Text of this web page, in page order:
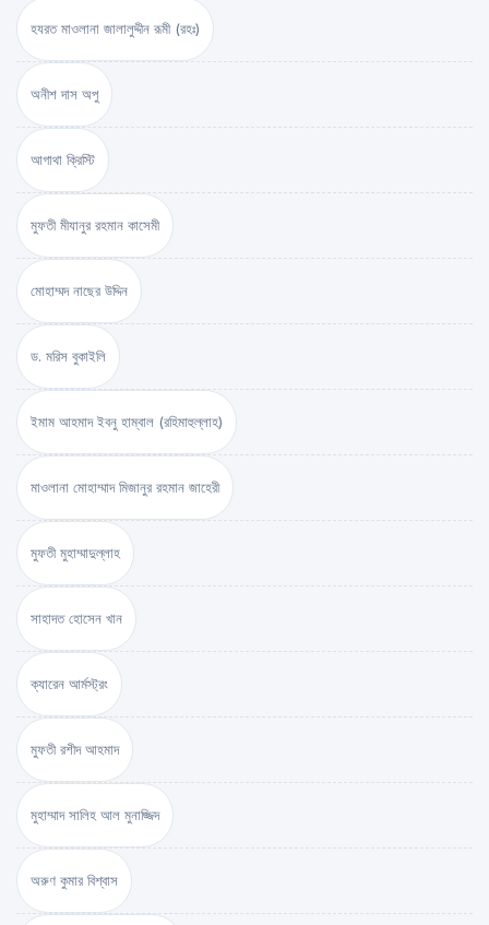
হযরত মাওলানা জালালুদ্দীন রূমী (রহঃ)
অনীশ দাস অপু
আগাথা ক্রিস্টি
মুফতী মীযানুর রহমান কাসেমী
মোহাম্মদ নাছের উদ্দিন
ড. মরিস বুকাইলি
ইমাম আহমাদ ইবনু হাম্বাল (রহিমাহুল্লাহ)
মাওলানা মোহাম্মাদ মিজানুর রহমান জাহেরী
মুফতী মুহাম্মাদুল্লাহ
সাহাদত হোসেন খান
ক্যারেন আর্মস্ট্রং
মুফতী রশীদ আহমাদ
মুহাম্মাদ সালিহ আল মুনাজ্জিদ
অরুণ কুমার বিশ্বাস